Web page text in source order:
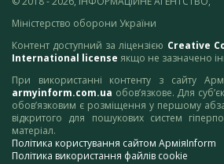
Міністерство оборони України
Контент доступний за ліцензією Creative
International license якщо не зазначено
При використанні контенту з сайту
armyinform.com.ua обов’язкове. Для
обов’язковим є розміщення у першому
відкритого для пошукових систем
матеріал.
Політика користування сайтом АрміяInform
Політика використання файлів cookie